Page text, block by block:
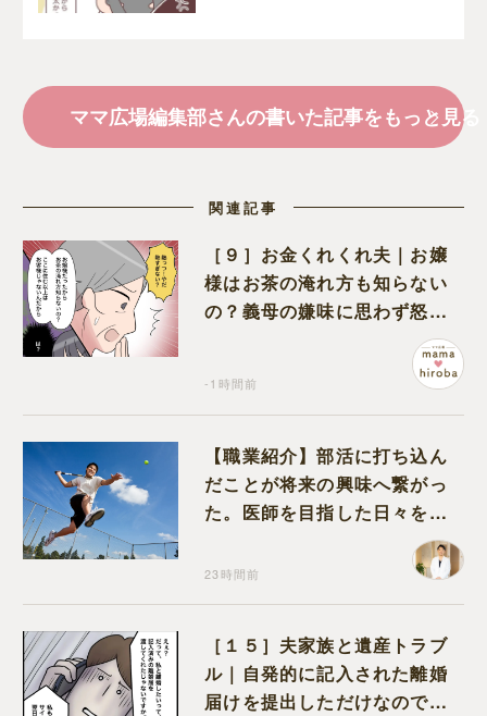
ママ広場編集部さんの書いた記事をもっと見る
関連記事
［９］お金くれくれ夫｜お嬢
様はお茶の淹れ方も知らない
の？義母の嫌味に思わず怒り
-1時間前
【職業紹介】部活に打ち込ん
だことが将来の興味へ繋がっ
た。医師を目指した日々を振
23時間前
［１５］夫家族と遺産トラブ
ル｜自発的に記入された離婚
届けを提出しただけなので、